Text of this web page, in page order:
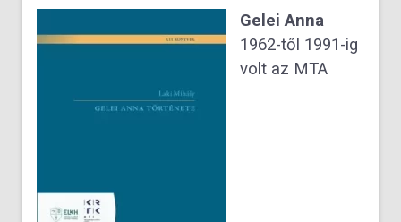
Gelei Anna
1962-től 1991-ig
volt az MTA